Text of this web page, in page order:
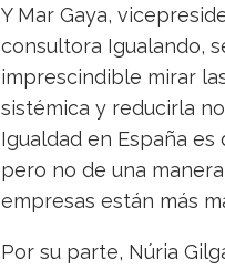
Y Mar Gaya,
consultora Igualando,
imprescindible mirar
sistémica y reducirla
Igualdad en España es
pero no de una
empresas están más
Por su parte, Núria